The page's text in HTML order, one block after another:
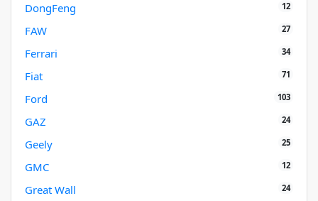
DongFeng 12
FAW 27
Ferrari 34
Fiat 71
Ford 103
GAZ 24
Geely 25
GMC 12
Great Wall 24